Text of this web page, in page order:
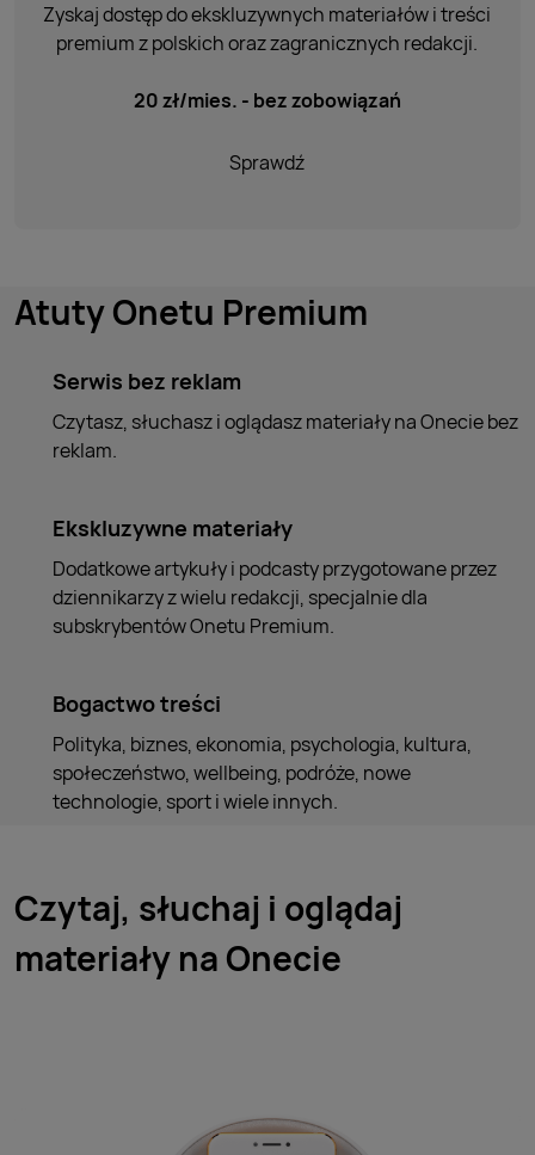
Zyskaj dostęp do ekskluzywnych materiałów i treści
premium z polskich oraz zagranicznych redakcji.
20 zł/mies. - bez zobowiązań
Sprawdź
Atuty Onetu Premium
Serwis bez reklam
Czytasz, słuchasz i oglądasz materiały na Onecie bez
reklam.
Ekskluzywne materiały
Dodatkowe artykuły i podcasty przygotowane przez
dziennikarzy z wielu redakcji, specjalnie dla
subskrybentów Onetu Premium.
Bogactwo treści
Polityka, biznes, ekonomia, psychologia, kultura,
społeczeństwo, wellbeing, podróże, nowe
technologie, sport i wiele innych.
Czytaj, słuchaj i oglądaj
materiały na Onecie